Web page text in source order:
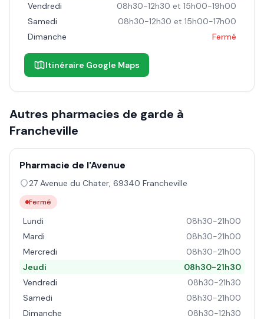
Vendredi
08h30-12h30 et 15h00-19h00
Samedi
08h30-12h30 et 15h00-17h00
Dimanche
Fermé
Itinéraire Google Maps
Autres pharmacies de garde à
Francheville
Pharmacie de l'Avenue
27 Avenue du Chater, 69340 Francheville
Fermé
Lundi
08h30-21h00
Mardi
08h30-21h00
Mercredi
08h30-21h00
Jeudi
08h30-21h30
Vendredi
08h30-21h30
Samedi
08h30-21h00
Dimanche
08h30-12h30